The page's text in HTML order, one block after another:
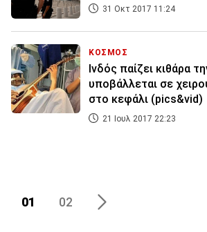
31 Οκτ 2017 11:24
ΚΟΣΜΟΣ
Ινδός παίζει κιθάρα
υποβάλλεται σε
στο κεφάλι (pics&vid)
21 Ιουλ 2017 22:23
01 02